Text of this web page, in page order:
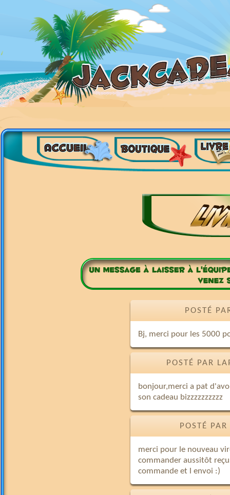
POSTÉ
Bj, merci pour les 5000
POSTÉ PAR
bonjour,merci a pat
son cadeau bizzzzzzzzzz
POSTÉ
merci pour le nouveau
commander aussitôt
commande et l envoi :)